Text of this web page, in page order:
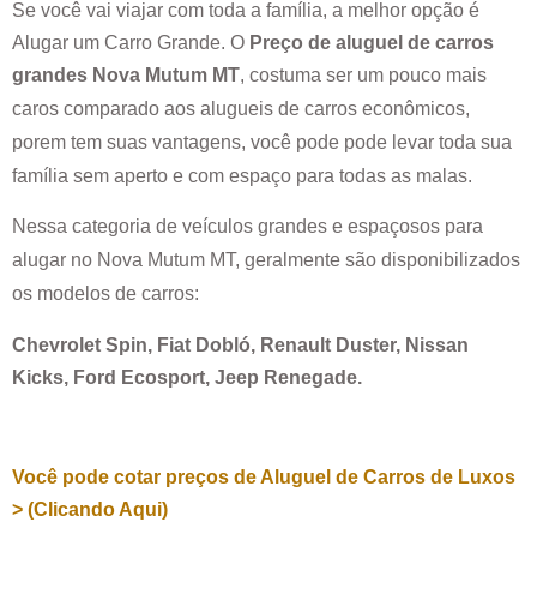
Se você vai viajar com toda a família, a melhor opção é
Alugar um Carro Grande. O Preço de aluguel de carros
grandes Nova Mutum MT, costuma ser um pouco mais
caros comparado aos alugueis de carros econômicos,
porem tem suas vantagens, você pode pode levar toda sua
família sem aperto e com espaço para todas as malas.
Nessa categoria de veículos grandes e espaçosos para
alugar no Nova Mutum MT, geralmente são disponibilizados
os modelos de carros:
Chevrolet Spin, Fiat Dobló, Renault Duster, Nissan
Kicks, Ford Ecosport, Jeep Renegade.
Você pode cotar preços de Aluguel de Carros de Luxos
> (Clicando Aqui)